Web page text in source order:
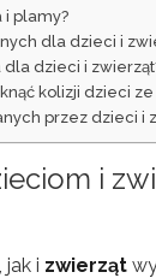
i plamy?
dla dzieci i
dzieci i
kolizji dzieci
przez dzieci i
i
, jak i zwierząt